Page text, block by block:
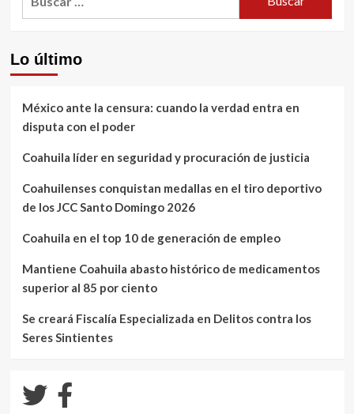
Lo último
México ante la censura: cuando la verdad entra en
disputa con el poder
Coahuila líder en seguridad y procuración de justicia
Coahuilenses conquistan medallas en el tiro deportivo
de los JCC Santo Domingo 2026
Coahuila en el top 10 de generación de empleo
Mantiene Coahuila abasto histórico de medicamentos
superior al 85 por ciento
Se creará Fiscalía Especializada en Delitos contra los
Seres Sintientes